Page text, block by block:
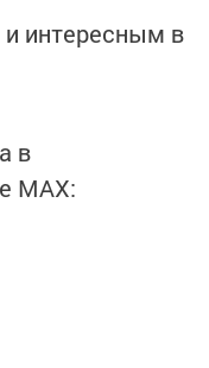
интересным в
в
MАХ: